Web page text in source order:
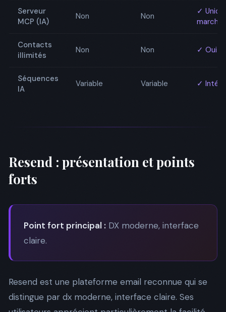
Serveur
MCP (IA)
Non Non
✓
marché
Contacts
illimités
Non Non ✓ Oui
Séquences
IA
Variable Variable ✓
Resend : présentation et points
forts
Point fort principal : DX moderne, interface
claire.
Resend est une plateforme email reconnue qui se
distingue par dx moderne, interface claire. Ses